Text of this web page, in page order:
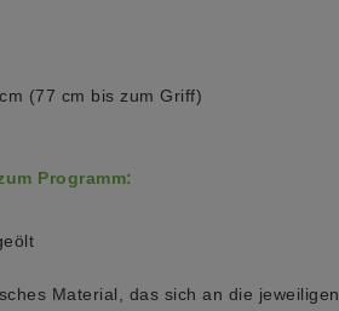
(77 cm bis zum Griff)
Programm:
Material, das sich an die jeweiligen